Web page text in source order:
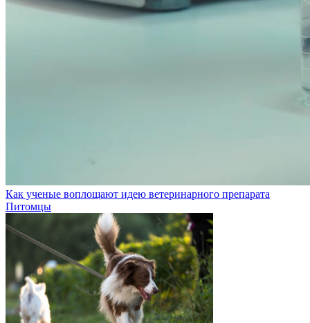
Как ученые воплощают идею ветеринарного препарата
Питомцы